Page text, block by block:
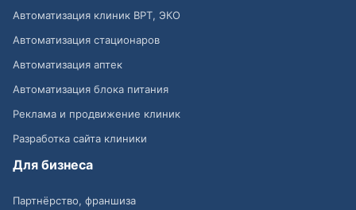
Автоматизация клиник ВРТ, ЭКО
Автоматизация стационаров
Автоматизация аптек
Автоматизация блока питания
Реклама и продвижение клиник
Разработка сайта клиники
Для бизнеса
Партнёрство, франшиза